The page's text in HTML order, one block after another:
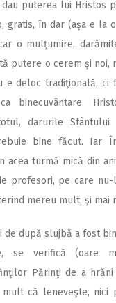
puterea lui Hristos
gratis, în dar (aşa e la
o mulţumire,
putere o cerem şi noi,
e deloc tradiţională, ci
binecuvântare.
darurile Sfântului
bine făcut. Iar
acea turmă mică din
profesori, pe care
mereu mult, şi mai
de după slujbă a fost
se verifică (oare
Părinţi de a
că leneveşte, nici